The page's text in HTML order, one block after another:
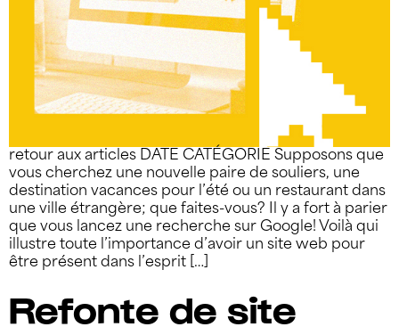
retour aux articles DATE CATÉGORIE Supposons que
vous cherchez une nouvelle paire de souliers, une
destination vacances pour l’été ou un restaurant dans
une ville étrangère; que faites-vous? Il y a fort à parier
que vous lancez une recherche sur Google! Voilà qui
illustre toute l’importance d’avoir un site web pour
être présent dans l’esprit […]
Refonte de site